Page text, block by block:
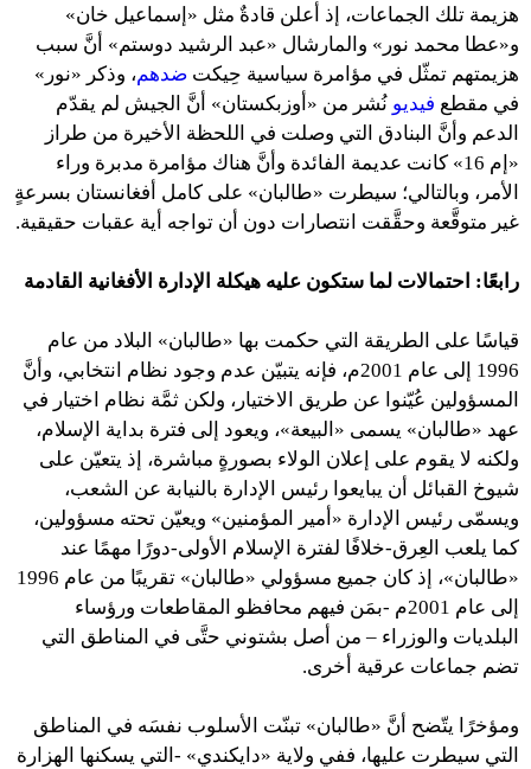
هزيمة تلك الجماعات، إذ أعلن قادةٌ مثل «إسماعيل خان»
و«عطا محمد نور» والمارشال «عبد الرشيد دوستم» أنَّ سبب
هزيمتهم تمثّل في مؤامرة سياسية حِيكت ضدهم، وذكر «نور»
في مقطع فيديو نُشر من «أوزبكستان» أنَّ الجيش لم يقدّم
الدعم وأنَّ البنادق التي وصلت في اللحظة الأخيرة من طراز
«إم 16» كانت عديمة الفائدة وأنَّ هناك مؤامرة مدبرة وراء
الأمر، وبالتالي؛ سيطرت «طالبان» على كامل أفغانستان بسرعةٍ
غير متوقَّعة وحقَّقت انتصارات دون أن تواجه أية عقبات حقيقية.
رابعًا: احتمالات لما ستكون عليه هيكلة الإدارة الأفغانية القادمة
قياسًا على الطريقة التي حكمت بها «طالبان» البلاد من عام
1996 إلى عام 2001م، فإنه يتبيّن عدم وجود نظام انتخابي، وأنَّ
المسؤولين عُيّنوا عن طريق الاختيار، ولكن ثمَّة نظام اختيار في
عهد «طالبان» يسمى «البيعة»، ويعود إلى فترة بداية الإسلام،
ولكنه لا يقوم على إعلان الولاء بصورةٍ مباشرة، إذ يتعيّن على
شيوخ القبائل أن يبايعوا رئيس الإدارة بالنيابة عن الشعب،
ويسمّى رئيس الإدارة «أمير المؤمنين» ويعيّن تحته مسؤولين،
كما يلعب العِرق-خلافًا لفترة الإسلام الأولى-دورًا مهمًا عند
«طالبان»، إذ كان جميع مسؤولي «طالبان» تقريبًا من عام 1996
إلى عام 2001م -بمَن فيهم محافظو المقاطعات ورؤساء
البلديات والوزراء – من أصل بشتوني حتَّى في المناطق التي
تضم جماعات عرقية أخرى.
ومؤخرًا يتّضح أنَّ «طالبان» تبنّت الأسلوب نفسَه في المناطق
التي سيطرت عليها، ففي ولاية «دايكندي» -التي يسكنها الهزارة